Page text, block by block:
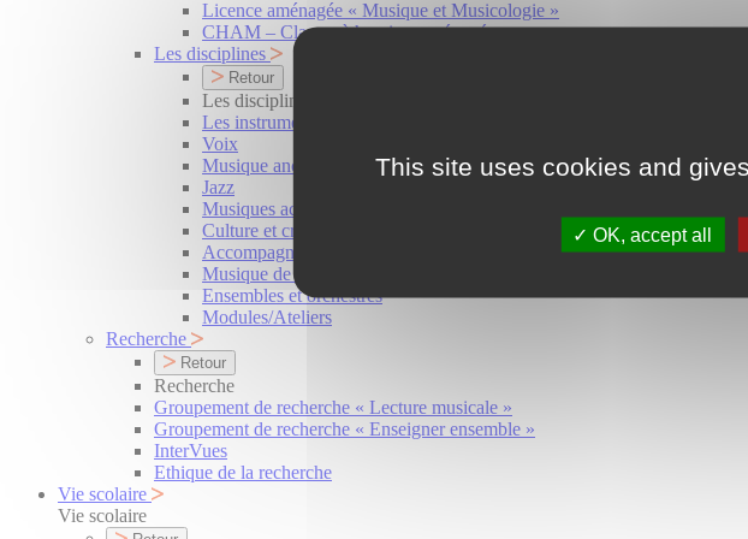
Licence aménagée « Musique et Musicologie »
CHAM – Classes à horaires aménagés
Les disciplines
Retour
Les disciplines
Les instruments
Voix
Musique ancienne
Jazz
Musiques actuelles – Le LABO
Culture et création
Accompagnateurs-Accompagnatrices
Musique de Chambre
Ensembles et orchestres
Modules/Ateliers
Recherche
Retour
Recherche
Groupement de recherche « Lecture musicale »
Groupement de recherche « Enseigner ensemble »
InterVues
Ethique de la recherche
Vie scolaire
Vie scolaire
This site uses cookies and
OK, accept all